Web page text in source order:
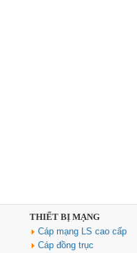
THIẾT BỊ MẠNG
Cáp mạng LS cao cấp
Cáp đồng trục